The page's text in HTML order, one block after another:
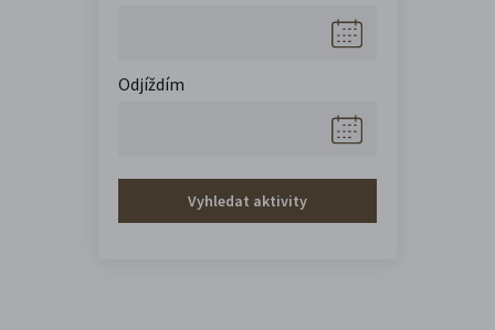
Odjíždím
Vyhledat aktivity